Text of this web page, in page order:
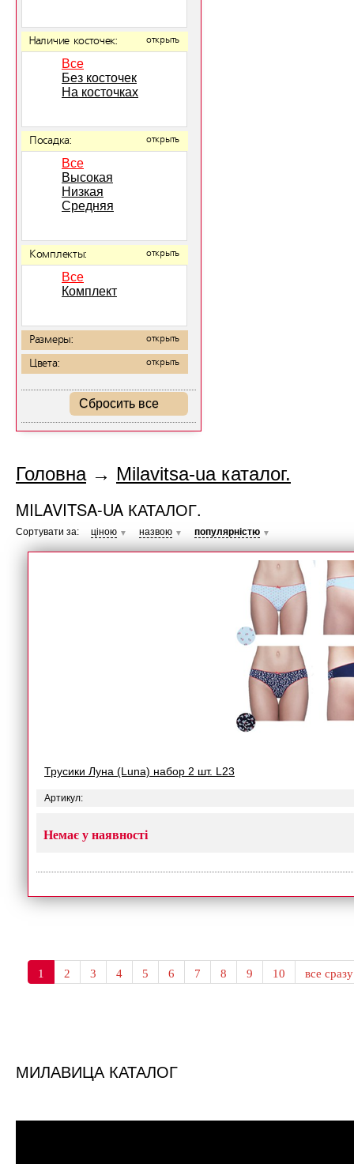
Наличие косточек: открыть
Все
Без косточек
На косточках
Посадка: открыть
Все
Высокая
Низкая
Средняя
Комплекты: открыть
Все
Комплект
Размеры: открыть
Цвета: открыть
Сбросить все
Головна→ Milavitsa-ua каталог.
MILAVITSA-UA КАТАЛОГ.
Сортувати за: ціною ▼ назвою ▼ популярністю ▼
Трусики Луна (Luna) набор 2 шт. L23
Артикул:
Немає у наявності
1 2 3 4 5 6 7 8 9 10 все сразу
МИЛАВИЦА КАТАЛОГ